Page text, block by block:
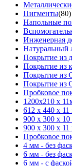
Пигменты(80)
Напольные
Инженерная
Натуральный
Покрытие из
Покрытие из
Покрытие из
Покрытие из
Пробковое
1200х210 х
612 х 440 х
900 х 300 х
900 х 300 х
Пробковое
4 мм - без
6 мм - без
6 мм - с